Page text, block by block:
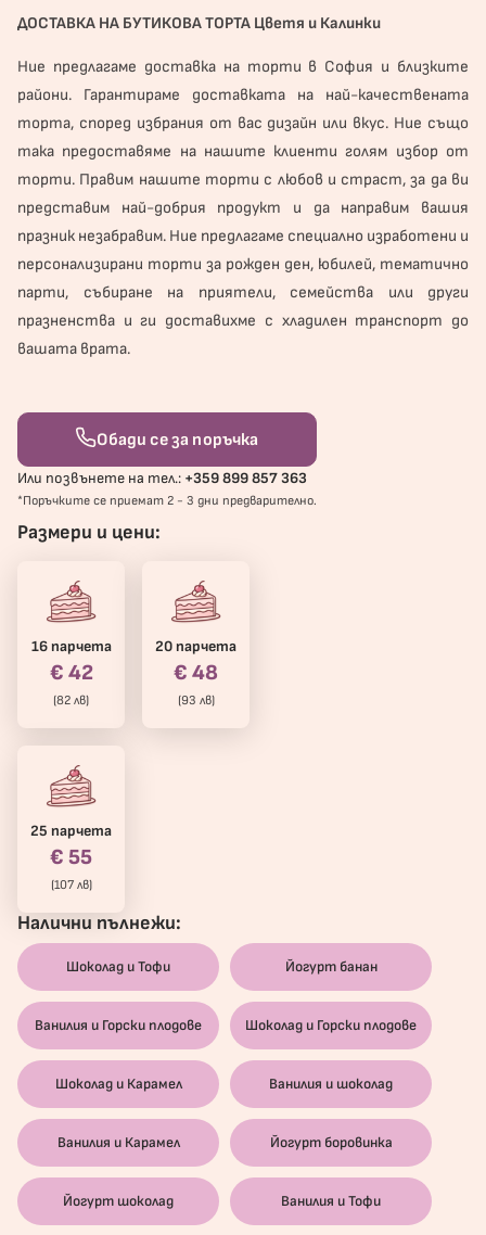
ДОСТАВКА НА БУТИКОВА ТОРТА Цветя и Калинки
Ние предлагаме доставка на торти в София и близките
райони. Гарантираме доставката на най-качествената
торта, според избрания от вас дизайн или вкус. Ние също
така предоставяме на нашите клиенти голям избор от
торти. Правим нашите торти с любов и страст, за да ви
представим най-добрия продукт и да направим вашия
празник незабравим. Ние предлагаме специално изработени и
персонализирани торти за рожден ден, юбилей, тематично
парти, събиране на приятели, семейства или други
празненства и ги доставихме с хладилен транспорт до
вашата врата.
Обади се за поръчка
Или позвънете на тел.: +359 899 857 363
*Поръчките се приемат 2 - 3 дни предварително.
Размери и цени:
16 парчета
€ 42
(82 лв)
20 парчета
€ 48
(93 лв)
25 парчета
€ 55
(107 лв)
Налични пълнежи:
Шоколад и Тофи Йогурт банан
Ванилия и Горски плодове Шоколад и Горски плодове
Шоколад и Карамел Ванилия и шоколад
Ванилия и Карамел Йогурт боровинка
Йогурт шоколад Ванилия и Тофи